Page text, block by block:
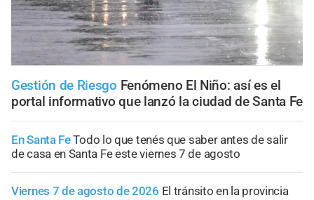
Gestión de Riesgo Fenómeno El Niño: así es el
portal informativo que lanzó la ciudad de Santa Fe
En Santa FeTodo lo que tenés que saber antes de salir
de casa en Santa Fe este viernes 7 de agosto
Viernes 7 de agosto de 2026 El tránsito en la provincia